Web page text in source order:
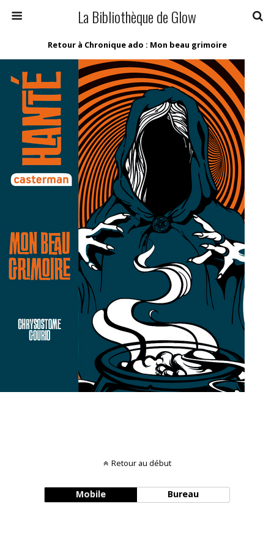
La Bibliothèque de Glow
Retour à Chronique ado : Mon beau grimoire
Retour au début
Mobile Bureau